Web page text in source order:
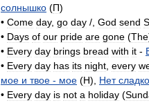
солнышко (П)
• Come day, go day /, God send
• Days of our pride are gone (The
• Every day brings bread with it -
• Every day has its night every
мое и твое - мое (H), Нет
• Every day is not a holiday (